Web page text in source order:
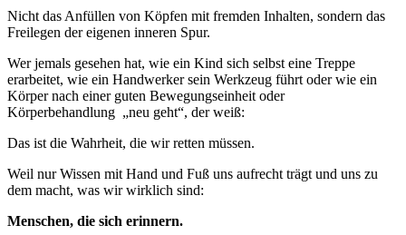
Nicht das Anfüllen von Köpfen mit fremden Inhalten, sondern das
Freilegen der eigenen inneren Spur.
Wer jemals gesehen hat, wie ein Kind sich selbst eine Treppe
erarbeitet, wie ein Handwerker sein Werkzeug führt oder wie ein
Körper nach einer guten Bewegungseinheit oder
Körperbehandlung „neu geht“, der weiß:
Das ist die Wahrheit, die wir retten müssen.
Weil nur Wissen mit Hand und Fuß uns aufrecht trägt und uns zu
dem macht, was wir wirklich sind:
Menschen, die sich erinnern.